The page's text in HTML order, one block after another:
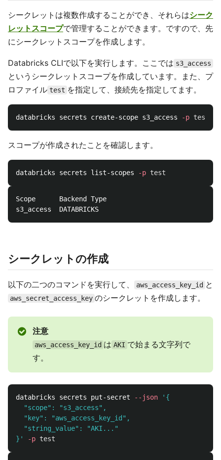
シークレットは複数作成することができ、それらはシーク
レットスコープで管理することができます。ですので、先
にシークレットスコープを作成します。
Databricks CLIで以下を実行します。ここでは s3_access
というシークレットスコープを作成しています。また、プ
ロファイル test を指定して、接続先を指定してます。
databricks secrets create-scope s3_access -p test
スコープが作成されたことを確認します。
databricks secrets list-scopes -p test
Scope      Backend Type
シークレットの作成
以下の二つのコマンドを実行して、 aws_access_key_id と
aws_secret_access_key のシークレットを作成します。
注意
aws_access_key_id は AKI で始まる文字列で
す。
databricks secrets put-secret --json
'{
  "scope": "s3_access",
  "key": "aws_access_key_id",
  "string_value": "AKI..."
}'
-p test